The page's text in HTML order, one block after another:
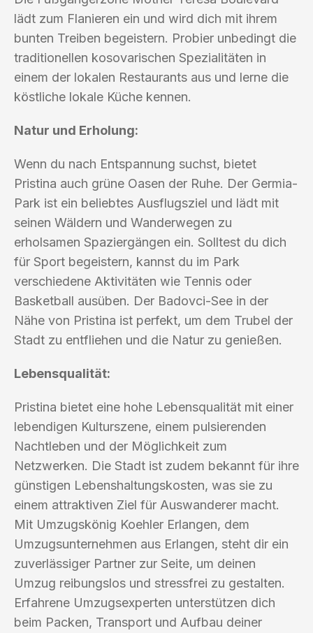
lädt zum Flanieren ein und wird dich mit ihrem
bunten Treiben begeistern. Probier unbedingt die
traditionellen kosovarischen Spezialitäten in
einem der lokalen Restaurants aus und lerne die
köstliche lokale Küche kennen.
Natur und Erholung:
Wenn du nach Entspannung suchst, bietet
Pristina auch grüne Oasen der Ruhe. Der Germia-
Park ist ein beliebtes Ausflugsziel und lädt mit
seinen Wäldern und Wanderwegen zu
erholsamen Spaziergängen ein. Solltest du dich
für Sport begeistern, kannst du im Park
verschiedene Aktivitäten wie Tennis oder
Basketball ausüben. Der Badovci-See in der
Nähe von Pristina ist perfekt, um dem Trubel der
Stadt zu entfliehen und die Natur zu genießen.
Lebensqualität:
Pristina bietet eine hohe Lebensqualität mit einer
lebendigen Kulturszene, einem pulsierenden
Nachtleben und der Möglichkeit zum
Netzwerken. Die Stadt ist zudem bekannt für ihre
günstigen Lebenshaltungskosten, was sie zu
einem attraktiven Ziel für Auswanderer macht.
Mit Umzugskönig Koehler Erlangen, dem
Umzugsunternehmen aus Erlangen, steht dir ein
zuverlässiger Partner zur Seite, um deinen
Umzug reibungslos und stressfrei zu gestalten.
Erfahrene Umzugsexperten unterstützen dich
beim Packen, Transport und Aufbau deiner